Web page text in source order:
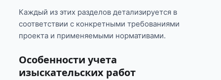
Каждый из этих разделов детализируется в
соответствии с конкретными требованиями
проекта и применяемыми нормативами.
Особенности учета
изыскательских работ